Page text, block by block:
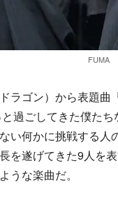
FUMA
ゴン）から表題曲
過ごしてきた僕た
い何かに挑戦する人
を遂げてきた9人を
うな楽曲だ。